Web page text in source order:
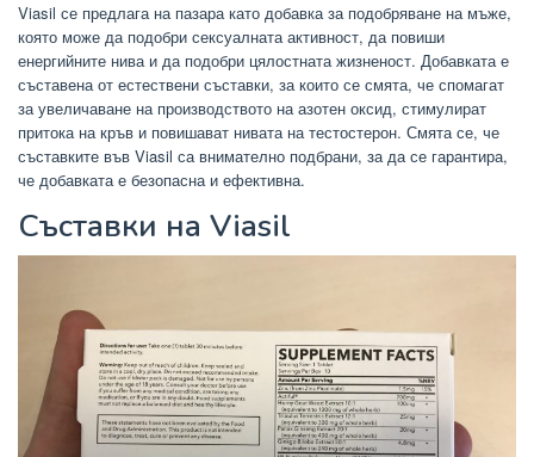
Viasil се предлага на пазара като добавка за подобряване на мъже,
която може да подобри сексуалната активност, да повиши
енергийните нива и да подобри цялостната жизненост. Добавката е
съставена от естествени съставки, за които се смята, че спомагат
за увеличаване на производството на азотен оксид, стимулират
притока на кръв и повишават нивата на тестостерон. Смята се, че
съставките във Viasil са внимателно подбрани, за да се гарантира,
че добавката е безопасна и ефективна.
Съставки на Viasil